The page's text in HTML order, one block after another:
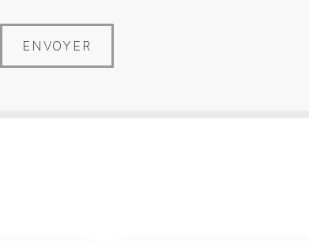
ENVOYER